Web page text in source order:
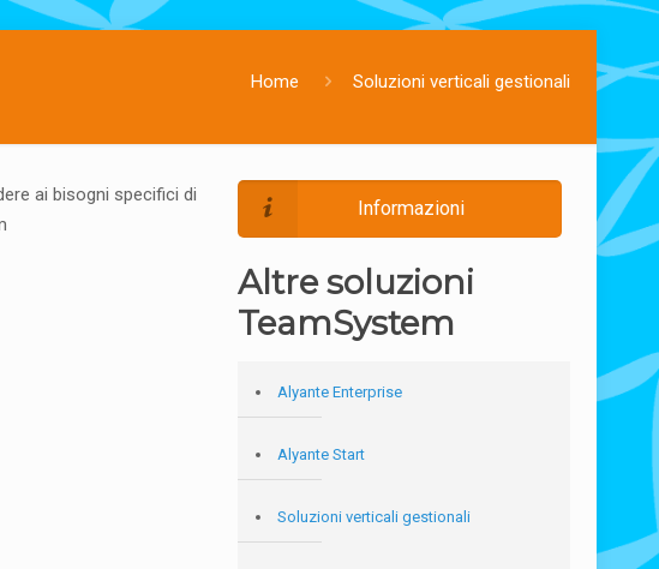
Home Soluzioni verticali gestionali
ai bisogni specifici di
Informazioni
Altre soluzioni
TeamSystem
Alyante Enterprise
Alyante Start
Soluzioni verticali gestionali